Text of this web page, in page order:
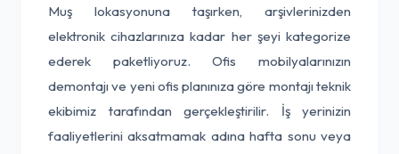
Muş lokasyonuna taşırken, arşivlerinizden
elektronik cihazlarınıza kadar her şeyi kategorize
ederek paketliyoruz. Ofis mobilyalarınızın
demontajı ve yeni ofis planınıza göre montajı teknik
ekibimiz tarafından gerçekleştirilir. İş yerinizin
faaliyetlerini aksatmamak adına hafta sonu veya